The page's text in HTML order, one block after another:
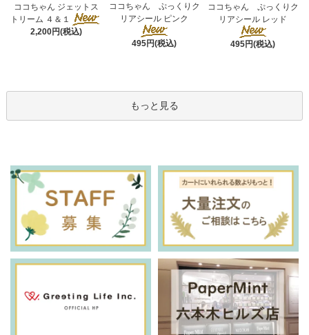
ココちゃん ジェットス
トリーム ４＆１
2,200円(税込)
ココちゃん ぷっくりク
リアシール ピンク
495円(税込)
ココちゃん ぷっくりク
リアシール レッド
495円(税込)
もっと見る